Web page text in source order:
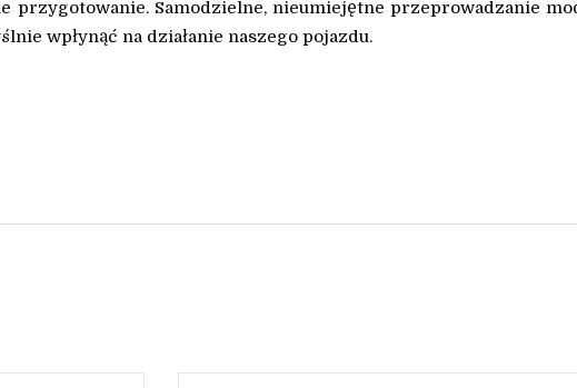
przygotowanie. Samodzielne, nieumiejętne przeprowadzanie
wpłynąć na działanie naszego pojazdu.